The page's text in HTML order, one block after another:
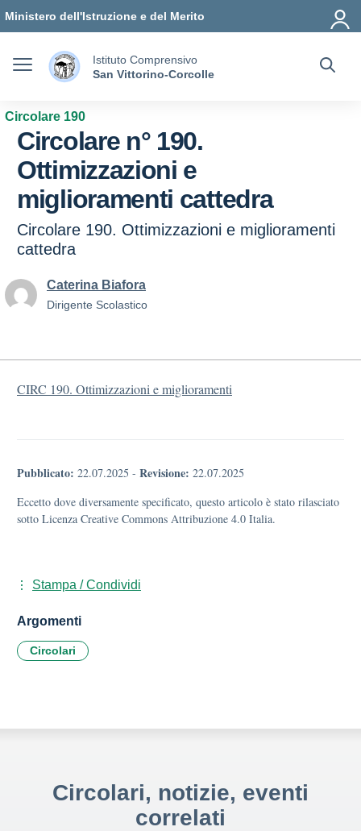
Ministero dell'Istruzione e del Merito
Istituto Comprensivo
San Vittorino-Corcolle
Circolare 190
Circolare n° 190.
Ottimizzazioni e
miglioramenti cattedra
Circolare 190. Ottimizzazioni e miglioramenti
cattedra
Caterina Biafora
Dirigente Scolastico
CIRC 190. Ottimizzazioni e miglioramenti
Pubblicato: 22.07.2025 - Revisione: 22.07.2025
Eccetto dove diversamente specificato, questo articolo è stato rilasciato
sotto Licenza Creative Commons Attribuzione 4.0 Italia.
Stampa / Condividi
Argomenti
Circolari
Circolari, notizie, eventi
correlati